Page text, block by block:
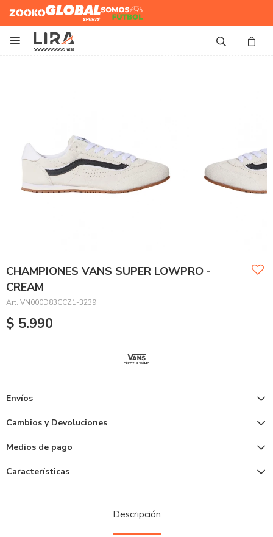
Zooko Global Sports
Somos
Futbol

CHAMPIONES VANS SUPER LOWPRO -
CREAM
VN000D83CCZ1-3239
$ 5.990
Envíos
Cambios y Devoluciones
Medios de pago
Características
Descripción